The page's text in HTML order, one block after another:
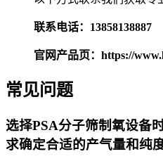
联系电话：13858138887
官网产品页：https://
常见问题
选择PSA分子筛制氧设备
求确定合适的产气量和纯